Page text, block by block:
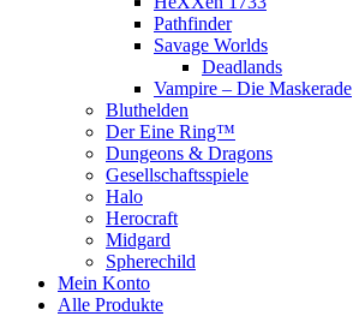
Pathfinder
Savage Worlds
Deadlands
Vampire – Die Maskerade
Bluthelden
Der Eine Ring™
Dungeons & Dragons
Gesellschaftsspiele
Halo
Herocraft
Midgard
Spherechild
Mein Konto
Alle Produkte